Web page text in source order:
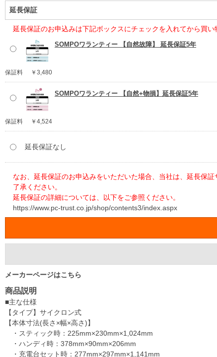
延長保証
延長保証のお申込みは下記ボックスにチェックを入れてから買い
SOMPOワランティー 【自然故障】 延長保証5年
保証料 ￥3,480
SOMPOワランティー 【自然+物損】延長保証5年
保証料 ￥4,524
延長保証なし
なお、延長保証のお申込みをいただいた場合、当社は、延長保
了承ください。
延長保証の詳細については、以下をご参照ください。
https://www.pc-trust.co.jp/shop/contents3/index.aspx
メーカーページはこちら
商品説明
■主な仕様
【タイプ】サイクロン式
【本体寸法(長さ×幅×高さ)】
・スティック時：225mm×230mm×1,024mm
・ハンディ時：378mm×90mm×206mm
・充電台セット時：277mm×297mm×1,141mm